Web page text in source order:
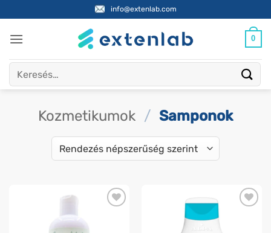
to
content
info@extenlab.com
0
a
Kozmetikumok / Samponok